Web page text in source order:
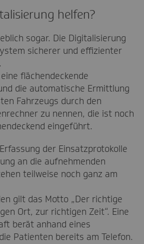
helfen?
sogar. Die Digitalisierung
sicherer und effizienter
flächendeckende
die automatische Ermittlung
Fahrzeugs durch den
zu nennen, die ist noch
eingeführt.
der Einsatzprotokolle
an die aufnehmenden
teilweise noch ganz am
gilt das Motto „Der richtige
Ort, zur richtigen Zeit“. Eine
berät anhand eines
Patienten bereits am Telefon.